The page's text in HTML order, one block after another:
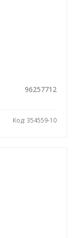
96257712
Код: 354559-10